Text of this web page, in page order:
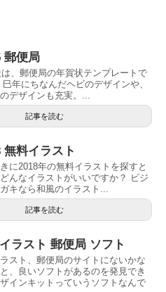
郵便局
、郵便局の年賀状テンプレートで
年にちなんだヘビのデザインや、
デザインも充実。...
記事を読む
料イラスト
に2018年の無料イラストを探すと
んなイラストがいいですか？ ビジ
キなら和風のイラスト...
記事を読む
ラスト 郵便局 ソフト
スト、郵便局のサイトにないかな
、良いソフトがあるのを発見でき
インキットっていうソフトなんで